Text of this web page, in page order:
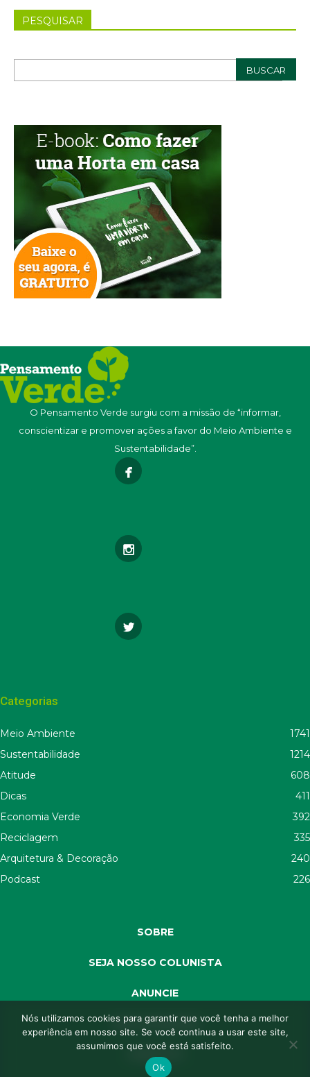
PESQUISAR
O Pensamento Verde surgiu com a missão de “informar,
conscientizar e promover ações a favor do Meio Ambiente e
Sustentabilidade”.
Categorias
Meio Ambiente
1741
Sustentabilidade
1214
Atitude
608
Dicas
411
Economia Verde
392
Reciclagem
335
Arquitetura & Decoração
240
Podcast
226
SOBRE
SEJA NOSSO COLUNISTA
ANUNCIE
SEJA APOIADOR
CONTATO
Nós utilizamos cookies para garantir que você tenha a melhor
experiência em nosso site. Se você continua a usar este site,
assumimos que você está satisfeito.
Ok